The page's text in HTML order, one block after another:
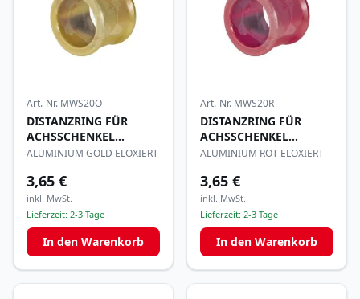
Art.-Nr. MWS20O
DISTANZRING FÜR
ACHSSCHENKEL
17x20mm
ALUMINIUM GOLD ELOXIERT
3,65 €
inkl. MwSt.
Lieferzeit: 2-3 Tage
In den Warenkorb
Art.-Nr. MWS20R
DISTANZRING FÜR
ACHSSCHENKEL
17x20mm
ALUMINIUM ROT ELOXIERT
3,65 €
inkl. MwSt.
Lieferzeit: 2-3 Tage
In den Warenkorb